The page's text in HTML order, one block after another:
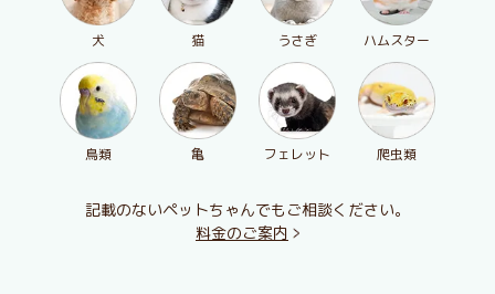
犬 猫 うさぎ ハムスター
鳥類 亀 フェレット 爬虫類
記載のないペットちゃんでもご相談ください。
料金のご案内